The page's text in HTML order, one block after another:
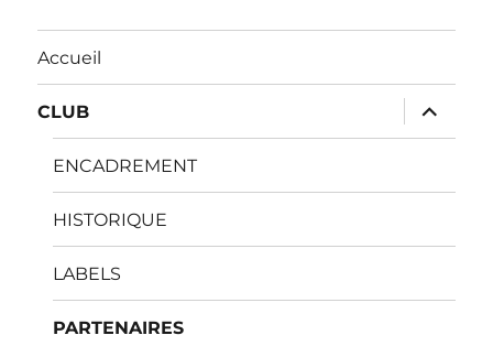
Accueil
CLUB
ouvrir
le
sous-
ENCADREMENT
HISTORIQUE
LABELS
PARTENAIRES